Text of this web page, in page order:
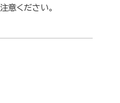
意ください。